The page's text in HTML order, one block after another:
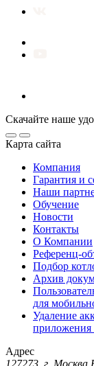
Скачайте наше
Карта сайта
Компания
Гарантия и
Наши
Обучение
Новости
Контакты
О Компании
Референц-
Подбор
Архив
для
Удаление
Адрес
127273, г.